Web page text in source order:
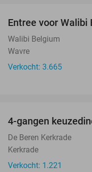
Entree voor Walibi
Walibi Belgium
Wavre
Verkocht: 3.665
4-gangen
De Beren Kerkrade
Kerkrade
Verkocht: 1.221